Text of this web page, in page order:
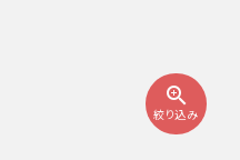
zoom_in
絞り込み